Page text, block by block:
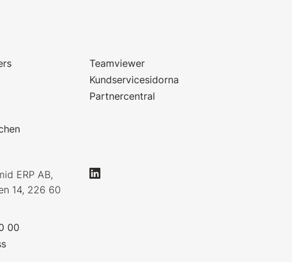
Teamviewer
Kundservicesidorna
Partnercentral
ERP AB,
14, 226 60
00